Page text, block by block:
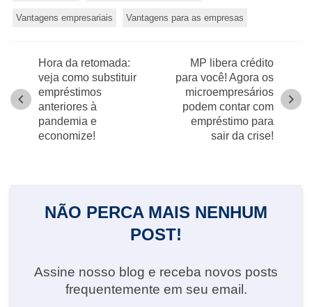
Vantagens empresariais Vantagens para as empresas
Hora da retomada:
veja como substituir
empréstimos
anteriores à
pandemia e
economize!
chevron_left
MP libera crédito
para você! Agora os
microempresários
podem contar com
empréstimo para
sair da crise!
chevron_right
NÃO PERCA MAIS NENHUM
POST!
Assine nosso blog e receba novos posts
frequentemente em seu email.